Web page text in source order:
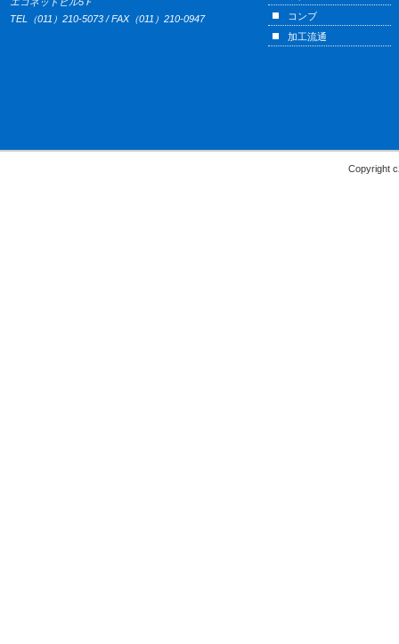
TEL（011）210-5073 / FAX（011）210-0947
コンブ
加工流通
Copyright